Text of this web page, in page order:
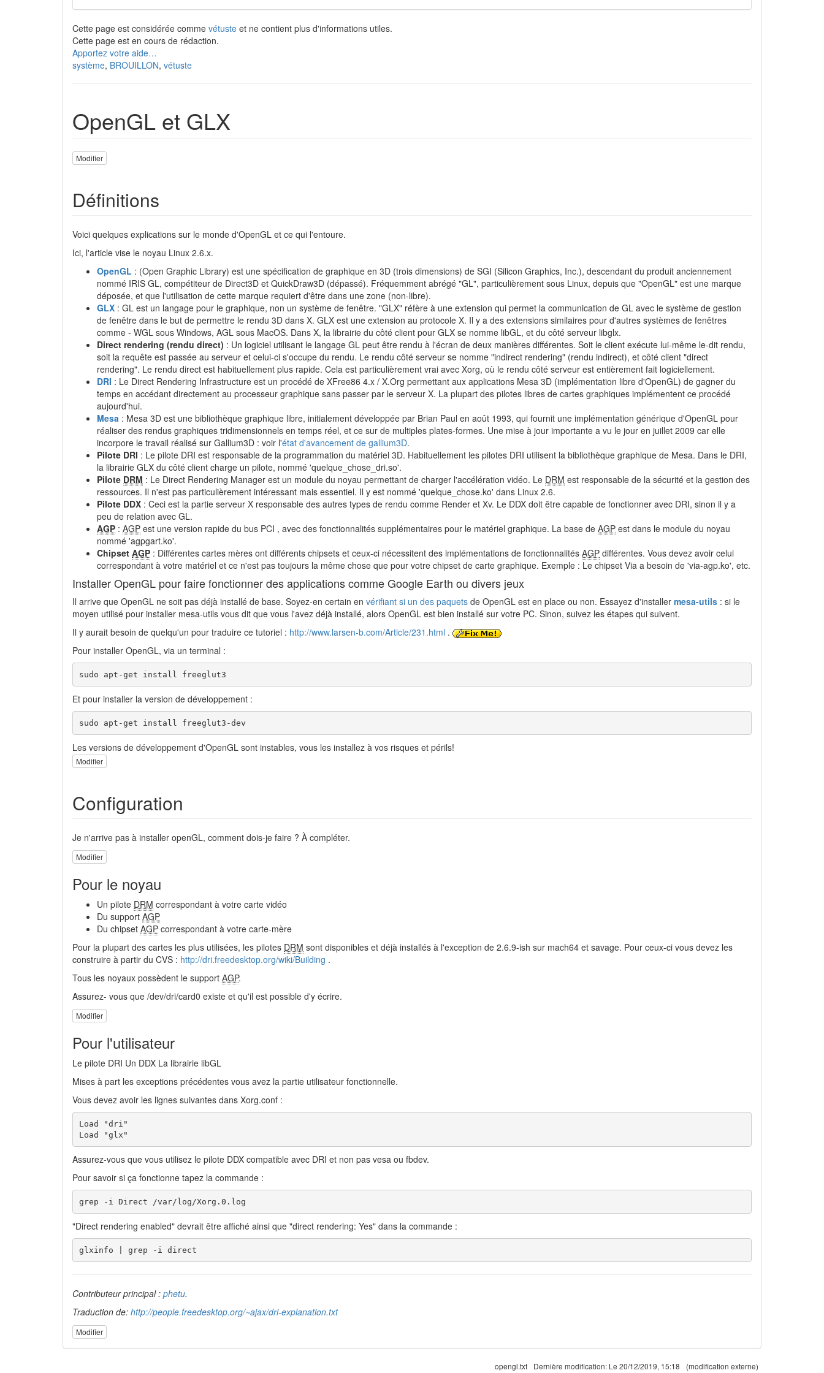
Cette page est considérée comme vétuste et ne contient plus d'informations utiles.
Cette page est en cours de rédaction.
Apportez votre aide…
système, BROUILLON, vétuste
OpenGL et GLX
Modifier
Définitions
Voici quelques explications sur le monde d'OpenGL et ce qui l'entoure.
Ici, l'article vise le noyau Linux 2.6.x.
OpenGL : (Open Graphic Library) est une spécification de graphique en 3D (trois dimensions) de SGI (Silicon Graphics, Inc.), descendant du produit anciennement
nommé IRIS GL, compétiteur de Direct3D et QuickDraw3D (dépassé). Fréquemment abrégé "GL", particulièrement sous Linux, depuis que "OpenGL" est une marque
déposée, et que l'utilisation de cette marque requiert d'être dans une zone (non-libre).
GLX : GL est un langage pour le graphique, non un système de fenêtre. "GLX" réfère à une extension qui permet la communication de GL avec le système de gestion
de fenêtre dans le but de permettre le rendu 3D dans X. GLX est une extension au protocole X. Il y a des extensions similaires pour d'autres systèmes de fenêtres
comme - WGL sous Windows, AGL sous MacOS. Dans X, la librairie du côté client pour GLX se nomme libGL, et du côté serveur libglx.
Direct rendering (rendu direct) : Un logiciel utilisant le langage GL peut être rendu à l'écran de deux manières différentes. Soit le client exécute lui-même le-dit rendu,
soit la requête est passée au serveur et celui-ci s'occupe du rendu. Le rendu côté serveur se nomme "indirect rendering" (rendu indirect), et côté client "direct
rendering". Le rendu direct est habituellement plus rapide. Cela est particulièrement vrai avec Xorg, où le rendu côté serveur est entièrement fait logiciellement.
DRI : Le Direct Rendering Infrastructure est un procédé de XFree86 4.x / X.Org permettant aux applications Mesa 3D (implémentation libre d'OpenGL) de gagner du
temps en accédant directement au processeur graphique sans passer par le serveur X. La plupart des pilotes libres de cartes graphiques implémentent ce procédé
aujourd'hui.
Mesa : Mesa 3D est une bibliothèque graphique libre, initialement développée par Brian Paul en août 1993, qui fournit une implémentation générique d'OpenGL pour
réaliser des rendus graphiques tridimensionnels en temps réel, et ce sur de multiples plates-formes. Une mise à jour importante a vu le jour en juillet 2009 car elle
incorpore le travail réalisé sur Gallium3D : voir l'état d'avancement de gallium3D.
Pilote DRI : Le pilote DRI est responsable de la programmation du matériel 3D. Habituellement les pilotes DRI utilisent la bibliothèque graphique de Mesa. Dans le DRI,
la librairie GLX du côté client charge un pilote, nommé 'quelque_chose_dri.so'.
Pilote DRM : Le Direct Rendering Manager est un module du noyau permettant de charger l'accélération vidéo. Le DRM est responsable de la sécurité et la gestion des
ressources. Il n'est pas particulièrement intéressant mais essentiel. Il y est nommé 'quelque_chose.ko' dans Linux 2.6.
Pilote DDX : Ceci est la partie serveur X responsable des autres types de rendu comme Render et Xv. Le DDX doit être capable de fonctionner avec DRI, sinon il y a
peu de relation avec GL.
AGP : AGP est une version rapide du bus PCI , avec des fonctionnalités supplémentaires pour le matériel graphique. La base de AGP est dans le module du noyau
nommé 'agpgart.ko'.
Chipset AGP : Différentes cartes mères ont différents chipsets et ceux-ci nécessitent des implémentations de fonctionnalités AGP différentes. Vous devez avoir celui
correspondant à votre matériel et ce n'est pas toujours la même chose que pour votre chipset de carte graphique. Exemple : Le chipset Via a besoin de 'via-agp.ko', etc.
Installer OpenGL pour faire fonctionner des applications comme Google Earth ou divers jeux
Il arrive que OpenGL ne soit pas déjà installé de base. Soyez-en certain en vérifiant si un des paquets de OpenGL est en place ou non. Essayez d'installer mesa-utils : si le
moyen utilisé pour installer mesa-utils vous dit que vous l'avez déjà installé, alors OpenGL est bien installé sur votre PC. Sinon, suivez les étapes qui suivent.
Il y aurait besoin de quelqu'un pour traduire ce tutoriel : http://www.larsen-b.com/Article/231.html .
Pour installer OpenGL, via un terminal :
sudo apt-get install freeglut3
Et pour installer la version de développement :
sudo apt-get install freeglut3-dev
Les versions de développement d'OpenGL sont instables, vous les installez à vos risques et périls!
Modifier
Configuration
Je n'arrive pas à installer openGL, comment dois-je faire ? À compléter.
Modifier
Pour le noyau
Un pilote DRM correspondant à votre carte vidéo
Du support AGP
Du chipset AGP correspondant à votre carte-mère
Pour la plupart des cartes les plus utilisées, les pilotes DRM sont disponibles et déjà installés à l'exception de 2.6.9-ish sur mach64 et savage. Pour ceux-ci vous devez les
construire à partir du CVS : http://dri.freedesktop.org/wiki/Building .
Tous les noyaux possèdent le support AGP.
Assurez- vous que /dev/dri/card0 existe et qu'il est possible d'y écrire.
Modifier
Pour l'utilisateur
Le pilote DRI Un DDX La librairie libGL
Mises à part les exceptions précédentes vous avez la partie utilisateur fonctionnelle.
Vous devez avoir les lignes suivantes dans Xorg.conf :
Load "dri"
Load "glx"
Assurez-vous que vous utilisez le pilote DDX compatible avec DRI et non pas vesa ou fbdev.
Pour savoir si ça fonctionne tapez la commande :
grep -i Direct /var/log/Xorg.0.log
"Direct rendering enabled" devrait être affiché ainsi que "direct rendering: Yes" dans la commande :
glxinfo | grep -i direct
Contributeur principal : phetu.
Traduction de: http://people.freedesktop.org/~ajax/dri-explanation.txt
Modifier
opengl.txt Dernière modification: Le 20/12/2019, 15:18 (modification externe)